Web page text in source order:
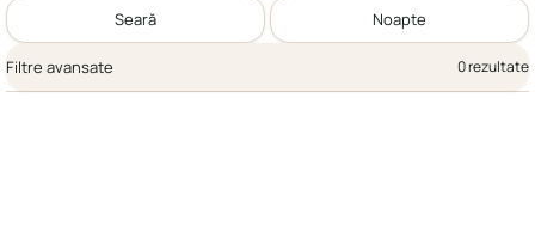
Seară Noapte
Filtre avansate 0 rezultate